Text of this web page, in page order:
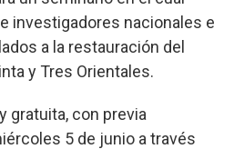
investigadores nacionales e
a la restauración del
y Tres Orientales.
gratuita, con previa
5 de junio a través